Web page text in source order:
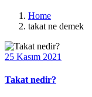
Home
takat ne demek
25 Kasım 2021
Takat nedir?